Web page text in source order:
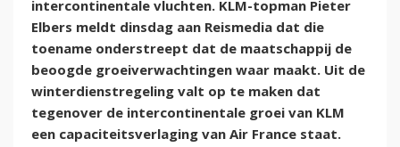
intercontinentale vluchten. KLM-topman Pieter
Elbers meldt dinsdag aan Reismedia dat die
toename onderstreept dat de maatschappij de
beoogde groeiverwachtingen waar maakt. Uit de
winterdienstregeling valt op te maken dat
tegenover de intercontinentale groei van KLM
een capaciteitsverlaging van Air France staat.